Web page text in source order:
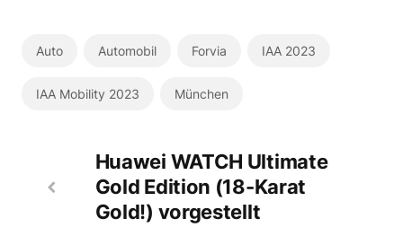
Auto Automobil Forvia IAA 2023
IAA Mobility 2023 München
Huawei WATCH Ultimate
Gold Edition (18-Karat
Gold!) vorgestellt